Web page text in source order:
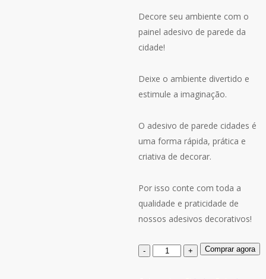
Decore seu ambiente com o
painel adesivo de parede da
cidade!
Deixe o ambiente divertido e
estimule a imaginação.
O adesivo de parede cidades é
uma forma rápida, prática e
criativa de decorar.
Por isso conte com toda a
qualidade e praticidade de
nossos adesivos decorativos!
Quantidade
Comprar agora